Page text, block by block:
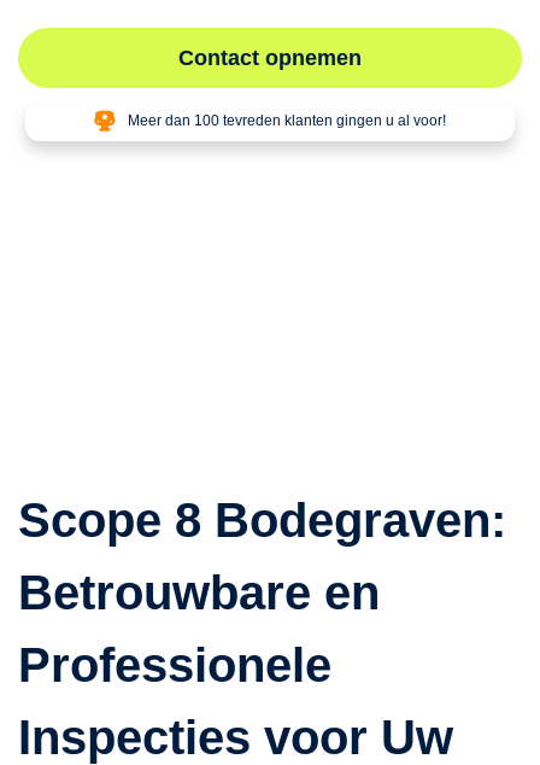
Contact opnemen
Meer dan 100 tevreden klanten gingen u al voor!
Scope 8 Bodegraven:
Betrouwbare en
Professionele
Inspecties voor Uw